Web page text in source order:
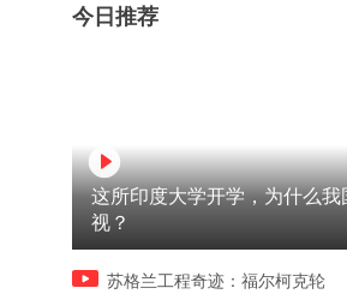
00:59
当日本社会选择淡忘，他们在
东京街头守护历史记忆
特朗普
权” 遏
今日推荐
这所印度大学开学，为什么我
视？
苏格兰工程奇迹：福尔柯克轮